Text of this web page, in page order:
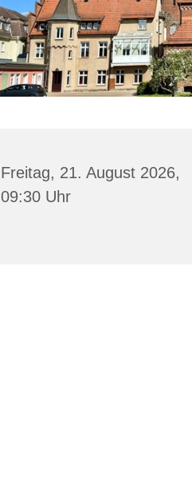
Freitag, 21. August 2026,
09:30 Uhr